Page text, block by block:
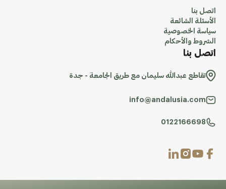
اتصل بنا
الأسئلة الشائعة
سياسة الخصوصية
الشروط والأحكام
اتصل بنا
تقاطع عبدالله سليمان مع طريق الجامعة - جدة
info@andalusia.com
0122166698